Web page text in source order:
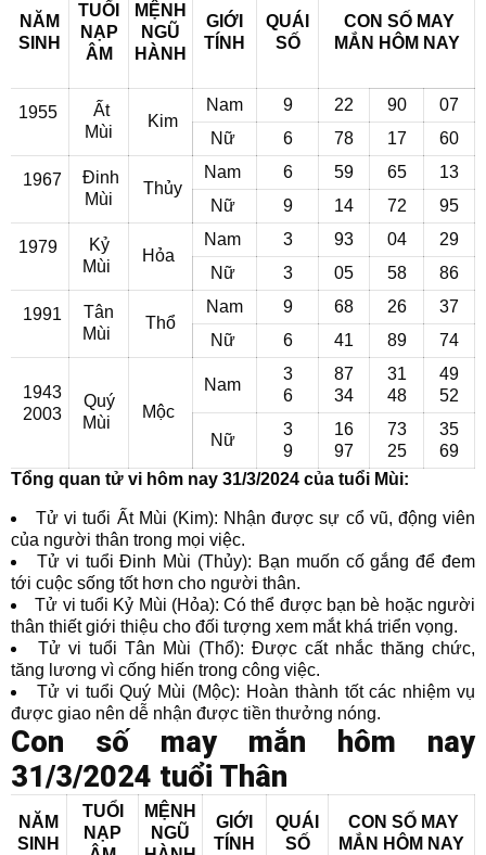
NĂM
SINH
TUỔI
NẠP
ÂM
MỆNH
NGŨ
HÀNH
GIỚI
TÍNH
QUÁI
SỐ
CON SỐ MAY
MẮN HÔM NAY
1955
Ất
Mùi
Kim
Nam 9 22 90
07
Nữ
6 78 17 60
1967
Đinh
Mùi
Thủy
Nam 6 59 65
13
Nữ
9 14 72 95
1979
Kỷ
Mùi
Hỏa
Nam 3 93 04
29
Nữ
3 05 58 86
1991
Tân
Mùi
Thổ
Nam 9 68 26
37
Nữ
6 41 89 74
1943
2003
Quý
Mùi
Mộc
Nam
3
6
87
34
31
48
49
52
Nữ
3
9
16
97
73
25
35
69
Tổng quan tử vi hôm nay 31/3/2024 của tuổi Mùi:
Tử vi tuổi Ất Mùi (Kim): Nhận được sự cổ vũ, động viên
của người thân trong mọi việc.
Tử vi tuổi Đinh Mùi (Thủy): Bạn muốn cố gắng để đem
tới cuộc sống tốt hơn cho người thân.
Tử vi tuổi Kỷ Mùi (Hỏa): Có thể được bạn bè hoặc người
thân thiết giới thiệu cho đối tượng xem mắt khá triển vọng.
Tử vi tuổi Tân Mùi (Thổ): Được cất nhắc thăng chức,
tăng lương vì cống hiến trong công việc.
Tử vi tuổi Quý Mùi (Mộc): Hoàn thành tốt các nhiệm vụ
được giao nên dễ nhận được tiền thưởng nóng.
Con số may mắn hôm nay
31/3/2024 tuổi Thân
NĂM
SINH
TUỔI
NẠP
MỆNH
NGŨ
GIỚI
TÍNH
QUÁI
SỐ
CON SỐ MAY
MẮN HÔM NAY